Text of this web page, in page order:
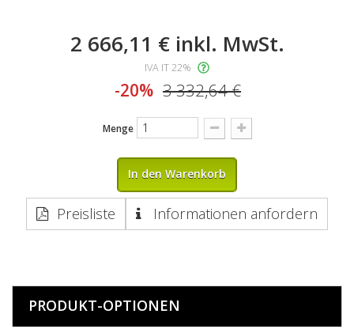
2 666,11 €inkl. MwSt.
IVA IT 22%
-20% 3 332,64 €
Menge
In den Warenkorb
Preisliste Informationen anfordern
PRODUKT-OPTIONEN